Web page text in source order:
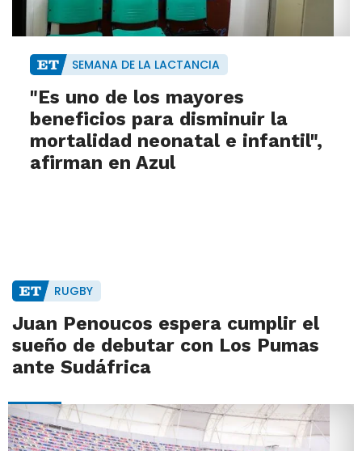
SEMANA DE LA LACTANCIA
"Es uno de los mayores
beneficios para disminuir la
mortalidad neonatal e infantil",
afirman en Azul
RUGBY
Juan Penoucos espera cumplir el
sueño de debutar con Los Pumas
ante Sudáfrica